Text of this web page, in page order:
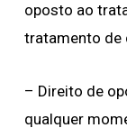
oposto ao
tratamento de
– Direito de
qualquer